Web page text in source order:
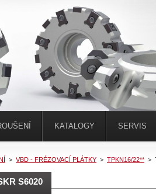
> VBD - FRÉZOVACÍ PLÁTKY > TPKN16/22** >
S6020
KATALOGY SERVIS